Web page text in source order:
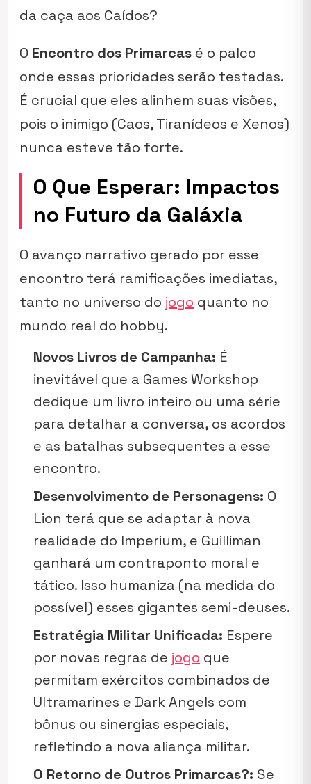
da caça aos Caídos?
O Encontro dos Primarcas é o palco
onde essas prioridades serão testadas.
É crucial que eles alinhem suas visões,
pois o inimigo (Caos, Tiranídeos e Xenos)
nunca esteve tão forte.
O Que Esperar: Impactos
no Futuro da Galáxia
O avanço narrativo gerado por esse
encontro terá ramificações imediatas,
tanto no universo do jogo quanto no
mundo real do hobby.
Novos Livros de Campanha: É
inevitável que a Games Workshop
dedique um livro inteiro ou uma série
para detalhar a conversa, os acordos
e as batalhas subsequentes a esse
encontro.
Desenvolvimento de Personagens: O
Lion terá que se adaptar à nova
realidade do Imperium, e Guilliman
ganhará um contraponto moral e
tático. Isso humaniza (na medida do
possível) esses gigantes semi-deuses.
Estratégia Militar Unificada: Espere
por novas regras de jogo que
permitam exércitos combinados de
Ultramarines e Dark Angels com
bônus ou sinergias especiais,
refletindo a nova aliança militar.
O Retorno de Outros Primarcas?: Se